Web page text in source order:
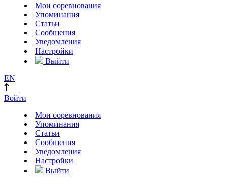
Мои соревнования
Упоминания
Статьи
Сообщения
Уведомления
Настройки
Выйти
EN
Войти
Мои соревнования
Упоминания
Статьи
Сообщения
Уведомления
Настройки
Выйти